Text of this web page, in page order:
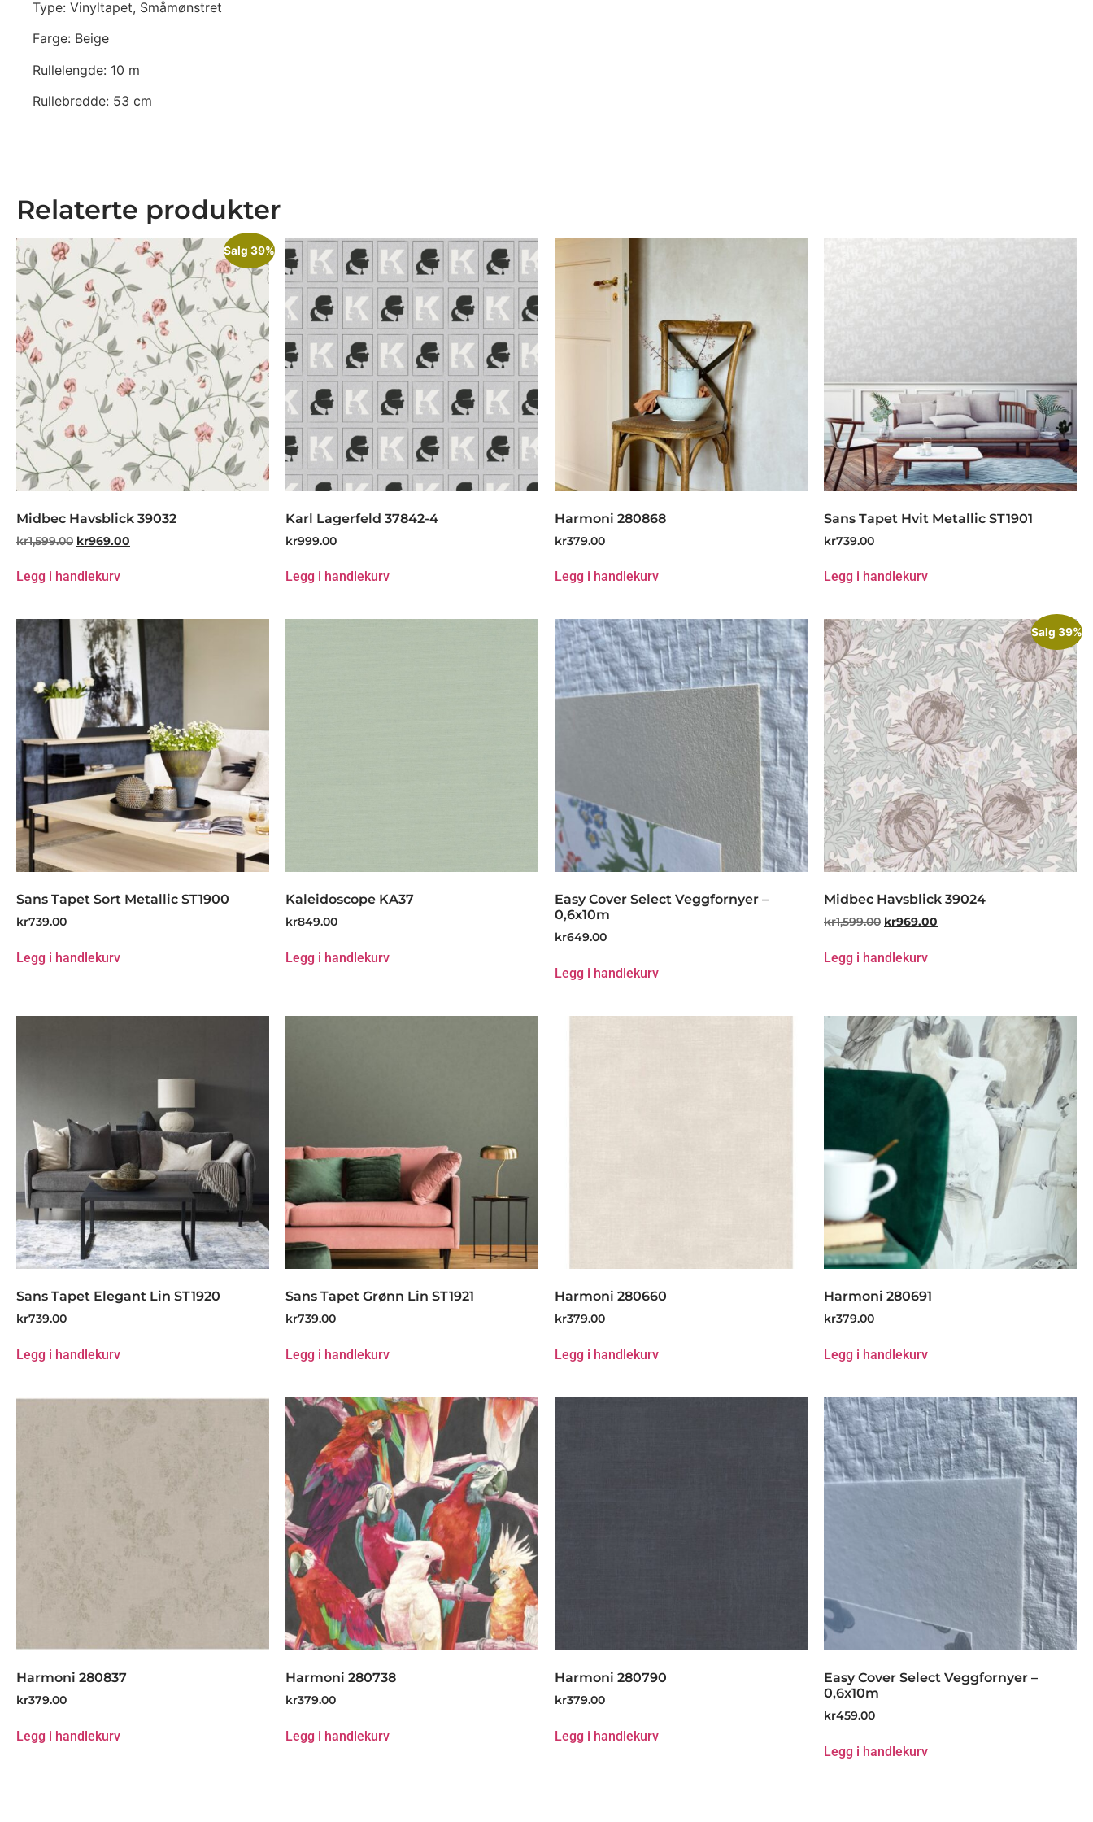
Type: Vinyltapet, Småmønstret
Farge: Beige
Rullelengde: 10 m
Rullebredde: 53 cm
Relaterte produkter
Salg 39%
Midbec Havsblick 39032
kr1,599.00 kr969.00
Legg i handlekurv
Karl Lagerfeld 37842-4
kr999.00
Legg i handlekurv
Harmoni 280868
kr379.00
Legg i handlekurv
Sans Tapet Hvit Metallic ST1901
kr739.00
Legg i handlekurv
Sans Tapet Sort Metallic ST1900
kr739.00
Legg i handlekurv
Kaleidoscope KA37
kr849.00
Legg i handlekurv
Easy Cover Select Veggfornyer –
0,6x10m
kr649.00
Legg i handlekurv
Salg 39%
Midbec Havsblick 39024
kr1,599.00 kr969.00
Legg i handlekurv
Sans Tapet Elegant Lin ST1920
kr739.00
Legg i handlekurv
Sans Tapet Grønn Lin ST1921
kr739.00
Legg i handlekurv
Harmoni 280660
kr379.00
Legg i handlekurv
Harmoni 280691
kr379.00
Legg i handlekurv
Harmoni 280837
kr379.00
Legg i handlekurv
Harmoni 280738
kr379.00
Legg i handlekurv
Harmoni 280790
kr379.00
Legg i handlekurv
Easy Cover Select Veggfornyer –
0,6x10m
kr459.00
Legg i handlekurv